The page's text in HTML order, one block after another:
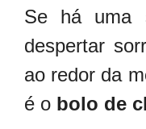
Se há uma
despertar
ao redor da
é o bolo de